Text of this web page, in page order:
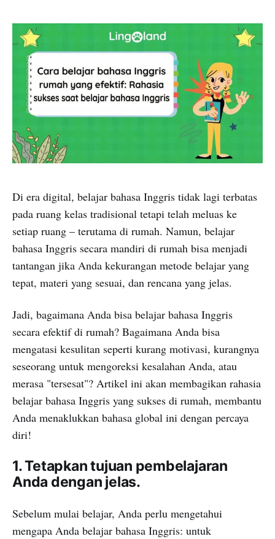
Di era digital, belajar bahasa Inggris tidak lagi terbatas
pada ruang kelas tradisional tetapi telah meluas ke
setiap ruang – terutama di rumah. Namun, belajar
bahasa Inggris secara mandiri di rumah bisa menjadi
tantangan jika Anda kekurangan metode belajar yang
tepat, materi yang sesuai, dan rencana yang jelas.
Jadi, bagaimana Anda bisa belajar bahasa Inggris
secara efektif di rumah? Bagaimana Anda bisa
mengatasi kesulitan seperti kurang motivasi, kurangnya
seseorang untuk mengoreksi kesalahan Anda, atau
merasa "tersesat"? Artikel ini akan membagikan rahasia
belajar bahasa Inggris yang sukses di rumah, membantu
Anda menaklukkan bahasa global ini dengan percaya
diri!
1. Tetapkan tujuan pembelajaran
Anda dengan jelas.
Sebelum mulai belajar, Anda perlu mengetahui
mengapa Anda belajar bahasa Inggris: untuk